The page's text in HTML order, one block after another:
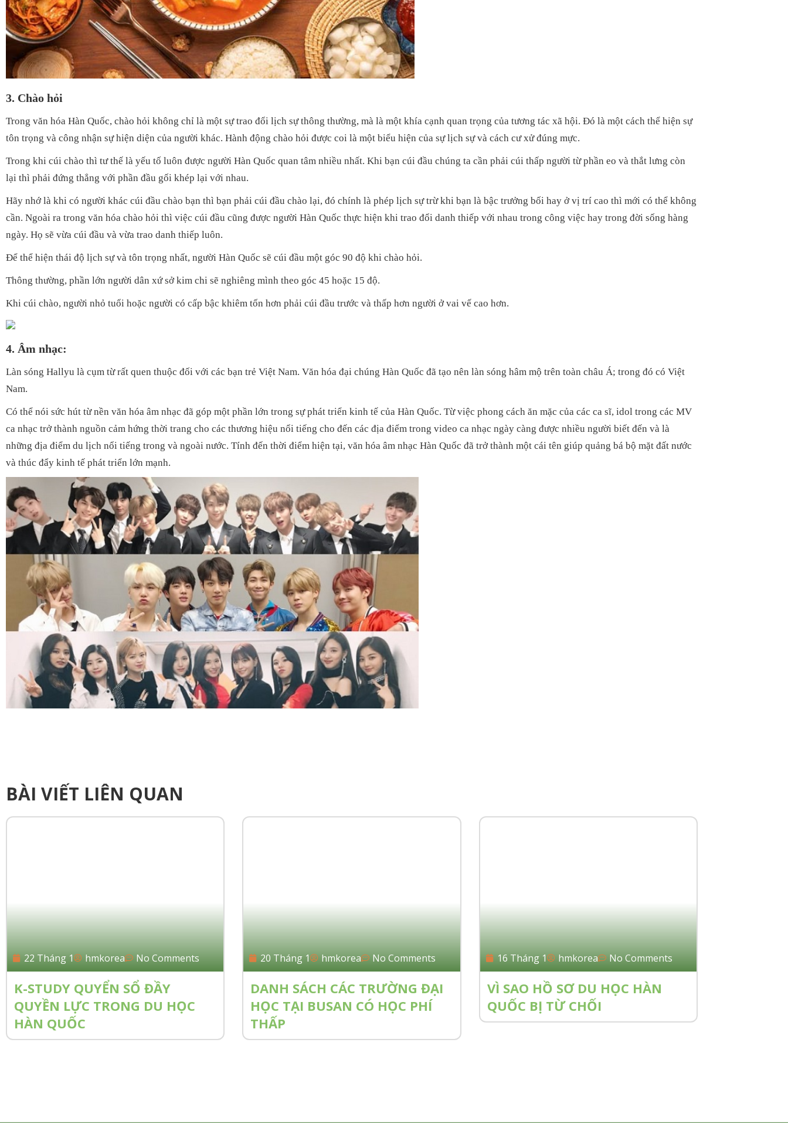
3. Chào hỏi
Trong văn hóa Hàn Quốc, chào hỏi không chỉ là một sự trao đổi lịch sự thông thường, mà là một khía cạnh quan trọng của tương tác xã hội. Đó là một cách thể hiện sự
tôn trọng và công nhận sự hiện diện của người khác. Hành động chào hỏi được coi là một biểu hiện của sự lịch sự và cách cư xử đúng mực.
Trong khi cúi chào thì tư thế là yếu tố luôn được người Hàn Quốc quan tâm nhiều nhất. Khi bạn cúi đầu chúng ta cần phải cúi thấp người từ phần eo và thắt lưng còn
lại thì phải đứng thẳng với phần đầu gối khép lại với nhau.
Hãy nhớ là khi có người khác cúi đầu chào bạn thì bạn phải cúi đầu chào lại, đó chính là phép lịch sự trừ khi bạn là bậc trưởng bối hay ở vị trí cao thì mới có thể không
cần. Ngoài ra trong văn hóa chào hỏi thì việc cúi đầu cũng được người Hàn Quốc thực hiện khi trao đổi danh thiếp với nhau trong công việc hay trong đời sống hàng
ngày. Họ sẽ vừa cúi đầu và vừa trao danh thiếp luôn.
Để thể hiện thái độ lịch sự và tôn trọng nhất, người Hàn Quốc sẽ cúi đầu một góc 90 độ khi chào hỏi.
Thông thường, phần lớn người dân xứ sở kim chi sẽ nghiêng mình theo góc 45 hoặc 15 độ.
Khi cúi chào, người nhỏ tuổi hoặc người có cấp bậc khiêm tốn hơn phải cúi đầu trước và thấp hơn người ở vai vế cao hơn.
4. Âm nhạc:
Làn sóng Hallyu là cụm từ rất quen thuộc đối với các bạn trẻ Việt Nam. Văn hóa đại chúng Hàn Quốc đã tạo nên làn sóng hâm mộ trên toàn châu Á; trong đó có Việt
Nam.
Có thể nói sức hút từ nền văn hóa âm nhạc đã góp một phần lớn trong sự phát triển kinh tế của Hàn Quốc. Từ việc phong cách ăn mặc của các ca sĩ, idol trong các MV
ca nhạc trở thành nguồn cảm hứng thời trang cho các thương hiệu nổi tiếng cho đến các địa điểm trong video ca nhạc ngày càng được nhiều người biết đến và là
những địa điểm du lịch nổi tiếng trong và ngoài nước. Tính đến thời điểm hiện tại, văn hóa âm nhạc Hàn Quốc đã trở thành một cái tên giúp quảng bá bộ mặt đất nước
và thúc đẩy kinh tế phát triển lớn mạnh.
BÀI VIẾT LIÊN QUAN
22 Tháng 1 hmkorea No Comments
K-STUDY QUYỂN SỔ ĐẦY
QUYỀN LỰC TRONG DU HỌC
HÀN QUỐC
20 Tháng 1 hmkorea No Comments
DANH SÁCH CÁC TRƯỜNG ĐẠI
HỌC TẠI BUSAN CÓ HỌC PHÍ
THẤP
16 Tháng 1 hmkorea No Comments
VÌ SAO HỒ SƠ DU HỌC HÀN
QUỐC BỊ TỪ CHỐI